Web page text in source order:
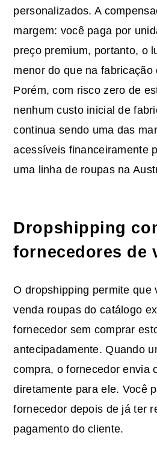
personalizados. A
margem: você paga por
preço premium, portanto, o
menor do que na fabricação
Porém, com risco zero de
nenhum custo inicial de
continua sendo uma das
acessíveis financeiramente
uma linha de roupas na
Dropshipping
fornecedores de
O dropshipping permite que
venda roupas do catálogo
fornecedor sem comprar
antecipadamente. Quando
compra, o fornecedor envia
diretamente para ele. Você
fornecedor depois de já ter
pagamento do cliente.